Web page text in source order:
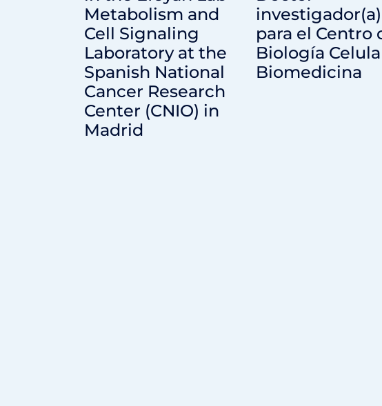
Metabolism and
Cell Signaling
Laboratory at the
Spanish National
Cancer Research
Center (CNIO) in
Madrid
investigador(a)
para el Centro
Biología
Biomedicina